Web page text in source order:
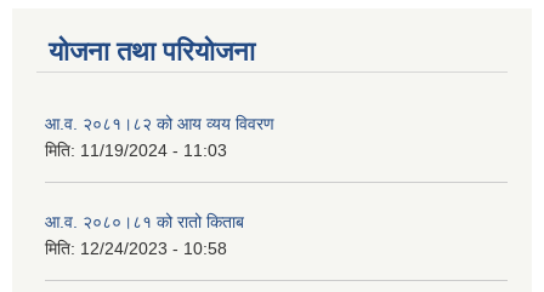
योजना तथा परियोजना
आ.व. २०८१।८२ को आय व्यय विवरण
मिति: 11/19/2024 - 11:03
आ.व. २०८०।८१ को रातो किताब
मिति: 12/24/2023 - 10:58